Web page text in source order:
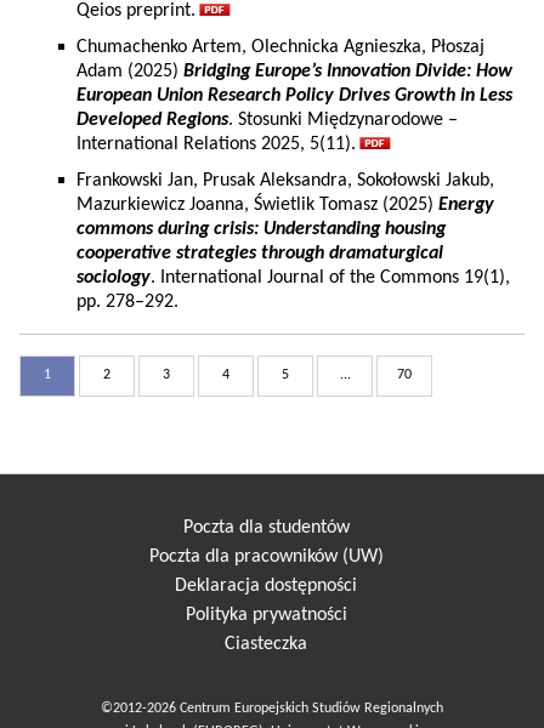
Qeios preprint.
Chumachenko Artem, Olechnicka Agnieszka, Płoszaj
Adam (2025) Bridging Europe’s Innovation Divide: How
European Union Research Policy Drives Growth in Less
Developed Regions. Stosunki Międzynarodowe –
International Relations 2025, 5(11).
Frankowski Jan, Prusak Aleksandra, Sokołowski Jakub,
Mazurkiewicz Joanna, Świetlik Tomasz (2025) Energy
commons during crisis: Understanding housing
cooperative strategies through dramaturgical
sociology. International Journal of the Commons 19(1),
pp. 278–292.
1 2 3 4 5 ... 70
Poczta dla studentów
Poczta dla pracowników (UW)
Deklaracja dostępności
Polityka prywatności
Ciasteczka
©2012-2026 Centrum Europejskich Studiów Regionalnych